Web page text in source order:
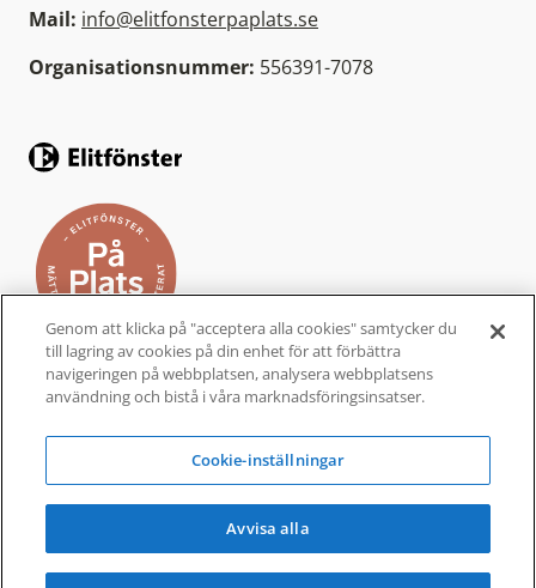
Mail: info@elitfonsterpaplats.se
Organisationsnummer: 556391-7078
Elitfönster På Plats är ett helhetskoncept från
Elitfönster, för dig som vill byta fönster och
är bekvämt, enkelt och tryggt.
Genom att klicka på "acceptera alla cookies" samtycker du
till lagring av cookies på din enhet för att förbättra
navigeringen på webbplatsen, analysera webbplatsens
användning och bistå i våra marknadsföringsinsatser.
Cookie-inställningar
Avvisa alla